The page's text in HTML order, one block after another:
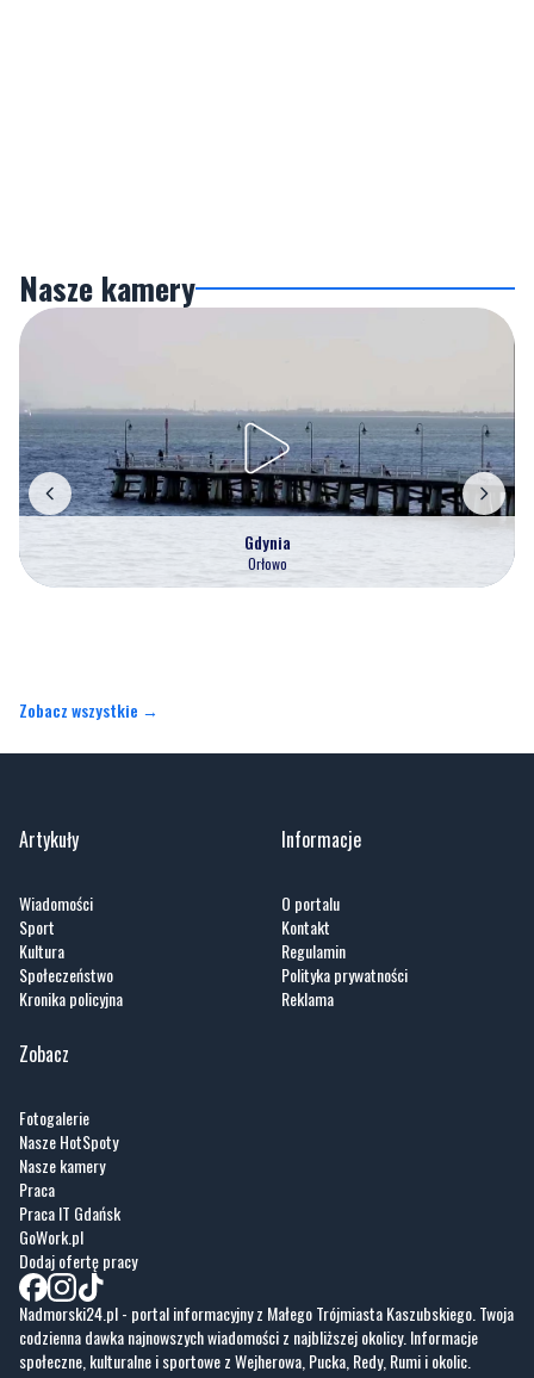
Nasze kamery
Gdynia
Orłowo
Zobacz wszystkie →
Artykuły
Wiadomości
Sport
Kultura
Społeczeństwo
Kronika policyjna
Informacje
O portalu
Kontakt
Regulamin
Polityka prywatności
Reklama
Zobacz
Fotogalerie
Nasze HotSpoty
Nasze kamery
Praca
Praca IT Gdańsk
GoWork.pl
Dodaj ofertę pracy
Nadmorski24.pl - portal informacyjny z Małego Trójmiasta Kaszubskiego. Twoja
codzienna dawka najnowszych wiadomości z najbliższej okolicy. Informacje
społeczne, kulturalne i sportowe z Wejherowa, Pucka, Redy, Rumi i okolic.